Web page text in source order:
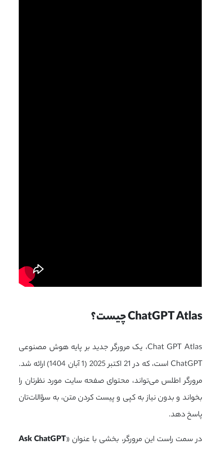
ChatGPT Atlas چیست؟
Chat GPT Atlas، یک مرورگر جدید بر پایه هوش مصنوعی
ChatGPT
است، که در 21 اکتبر 2025 (1 آبان 1404) ارائه شد.
مرورگر اطلس می‌تواند، محتوای صفحه سایت مورد نظرتان را
بخواند و بدون نیاز به کپی و پیست کردن متن، به سؤالات‌تان
پاسخ دهد.
در سمت راست این مرورگر، بخشی با عنوان «Ask ChatGPT